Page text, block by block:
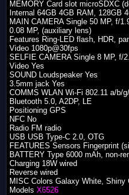
MEMORY Card slot microSDXC
Internal 64GB 4GB RAM, 128GB
MAIN CAMERA Single 50 MP, f/
0.08 MP, (auxiliary lens)
Features Ring-LED flash, HDR,
Video 1080p@30fps
SELFIE CAMERA Single 8 MP, f/
Video Yes
SOUND Loudspeaker Yes
3.5mm jack Yes
COMMS WLAN Wi-Fi 802.11 a/b/
Bluetooth 5.0, A2DP, LE
Positioning GPS
NFC No
Radio FM radio
USB USB Type-C 2.0, OTG
FEATURES Sensors Fingerprint
BATTERY Type 6000 mAh, non-
Charging 18W wired
Reverse wired
MISC Colors Galaxy White, Shiny
Models X6526